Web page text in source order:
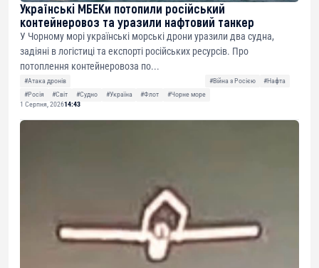
Українські МБЕКи потопили російський
контейнеровоз та уразили нафтовий танкер
У Чорному морі українські морські дрони уразили два судна,
задіяні в логістиці та експорті російських ресурсів. Про
потоплення контейнеровоза по...
#Атака дронів #Війна з Росією
#Нафта
#Росія
#Світ #Судно #Україна #Флот
#Чорне море
1 Серпня, 202614:43